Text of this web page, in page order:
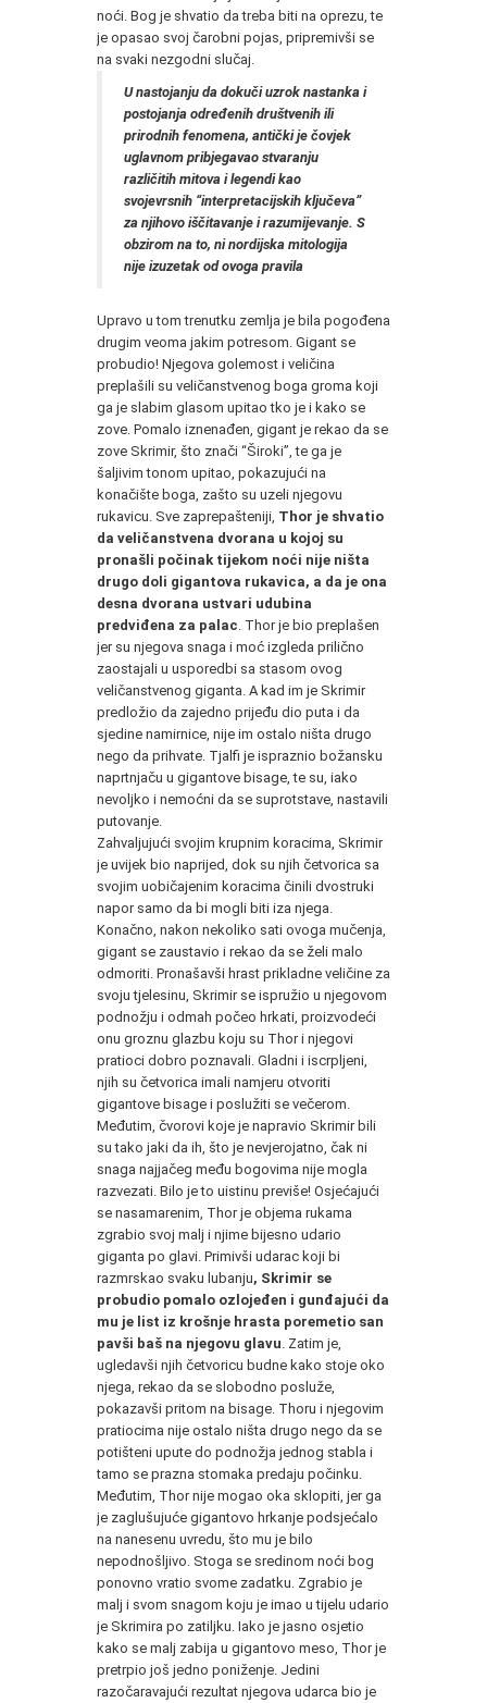
noći. Bog je shvatio da treba biti na oprezu, te
je opasao svoj čarobni pojas, pripremivši se
na svaki nezgodni slučaj.
U nastojanju da dokuči uzrok nastanka i
postojanja određenih društvenih ili
prirodnih fenomena, antički je čovjek
uglavnom pribjegavao stvaranju
različitih mitova i legendi kao
svojevrsnih “interpretacijskih ključeva”
za njihovo iščitavanje i razumijevanje. S
obzirom na to, ni nordijska mitologija
nije izuzetak od ovoga pravila
Upravo u tom trenutku zemlja je bila pogođena
drugim veoma jakim potresom. Gigant se
probudio! Njegova golemost i veličina
preplašili su veličanstvenog boga groma koji
ga je slabim glasom upitao tko je i kako se
zove. Pomalo iznenađen, gigant je rekao da se
zove Skrimir, što znači “Široki”, te ga je
šaljivim tonom upitao, pokazujući na
konačište boga, zašto su uzeli njegovu
rukavicu. Sve zaprepašteniji, Thor je shvatio
da veličanstvena dvorana u kojoj su
pronašli počinak tijekom noći nije ništa
drugo doli gigantova rukavica, a da je ona
desna dvorana ustvari udubina
predviđena za palac . Thor je bio preplašen
jer su njegova snaga i moć izgleda prilično
zaostajali u usporedbi sa stasom ovog
veličanstvenog giganta. A kad im je Skrimir
predložio da zajedno prijeđu dio puta i da
sjedine namirnice, nije im ostalo ništa drugo
nego da prihvate. Tjalfi je ispraznio božansku
naprtnjaču u gigantove bisage, te su, iako
nevoljko i nemoćni da se suprotstave, nastavili
putovanje.
Zahvaljujući svojim krupnim koracima, Skrimir
je uvijek bio naprijed, dok su njih četvorica sa
svojim uobičajenim koracima činili dvostruki
napor samo da bi mogli biti iza njega.
Konačno, nakon nekoliko sati ovoga mučenja,
gigant se zaustavio i rekao da se želi malo
odmoriti. Pronašavši hrast prikladne veličine za
svoju tjelesinu, Skrimir se ispružio u njegovom
podnožju i odmah počeo hrkati, proizvodeći
onu groznu glazbu koju su Thor i njegovi
pratioci dobro poznavali. Gladni i iscrpljeni,
njih su četvorica imali namjeru otvoriti
gigantove bisage i poslužiti se večerom.
Međutim, čvorovi koje je napravio Skrimir bili
su tako jaki da ih, što je nevjerojatno, čak ni
snaga najjačeg među bogovima nije mogla
razvezati. Bilo je to uistinu previše! Osjećajući
se nasamarenim, Thor je objema rukama
zgrabio svoj malj i njime bijesno udario
giganta po glavi. Primivši udarac koji bi
razmrskao svaku lubanju, Skrimir se
probudio pomalo ozlojeđen i gunđajući da
mu je list iz krošnje hrasta poremetio san
pavši baš na njegovu glavu . Zatim je,
ugledavši njih četvoricu budne kako stoje oko
njega, rekao da se slobodno posluže,
pokazavši pritom na bisage. Thoru i njegovim
pratiocima nije ostalo ništa drugo nego da se
potišteni upute do podnožja jednog stabla i
tamo se prazna stomaka predaju počinku.
Međutim, Thor nije mogao oka sklopiti, jer ga
je zaglušujuće gigantovo hrkanje podsjećalo
na nanesenu uvredu, što mu je bilo
nepodnošljivo. Stoga se sredinom noći bog
ponovno vratio svome zadatku. Zgrabio je
malj i svom snagom koju je imao u tijelu udario
je Skrimira po zatiljku. Iako je jasno osjetio
kako se malj zabija u gigantovo meso, Thor je
pretrpio još jedno poniženje. Jedini
razočaravajući rezultat njegova udarca bio je